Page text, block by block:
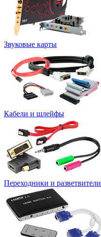
Звуковые карты
Кабели и шлейфы
Переходники и разветвители